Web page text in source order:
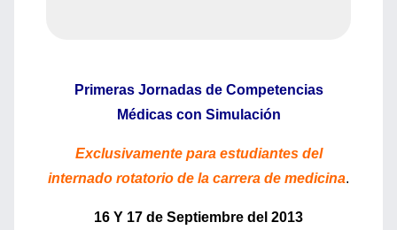
Primeras Jornadas de Competencias
Médicas con Simulación
Exclusivamente para estudiantes del
internado rotatorio de la carrera de medicina.
16 Y 17 de Septiembre del 2013